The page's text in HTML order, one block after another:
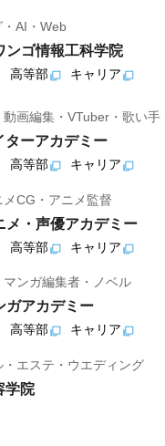
AI・Web
ンゴ情報工科学院
高等部 キャリア
画編集・VTuber・歌い手
ターアカデミー
高等部 キャリア
CG・アニメ監督
メ・声優アカデミー
高等部 キャリア
ンガ編集者・ノベル
ガアカデミー
高等部 キャリア
エステ・ウエディング
学院